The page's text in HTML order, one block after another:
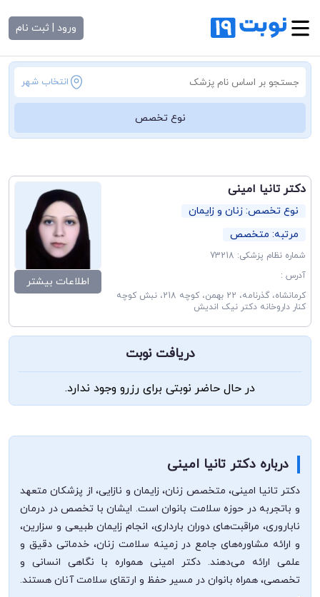
ورود | ثبت نام
انتخاب شهر
نوع تخصص
دکتر تانیا امینی
نوع تخصص: زنان و زایمان
مرتبه: متخصص
شماره نظام پزشکی: 73218
آدرس :
کرمانشاه، گذرنامه، 22 بهمن، کوچه 218، نبش کوچه
کنار داروخانه دکتر نیک اندیش
اطلاعات بیشتر
دریافت نوبت
در حال حاضر نوبتی برای رزرو وجود ندارد.
درباره دکتر تانیا امینی
دکتر تانیا امینی، متخصص زنان، زایمان و نازایی، از پزشکان متعهد
و باتجربه در حوزه سلامت بانوان است. ایشان با تخصص در درمان
ناباروری، مراقبت‌های دوران بارداری، انجام زایمان طبیعی و سزارین،
و ارائه مشاوره‌های جامع در زمینه سلامت زنان، خدماتی دقیق و
علمی ارائه می‌دهند. دکتر امینی همواره با نگاهی انسانی و
تخصصی، همراه بانوان در مسیر حفظ و ارتقای سلامت آنان هستند.